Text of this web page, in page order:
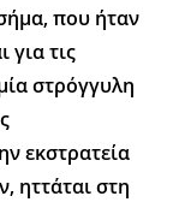
που ήταν
για τις
στρόγγυλη
εκστρατεία
ηττάται στη